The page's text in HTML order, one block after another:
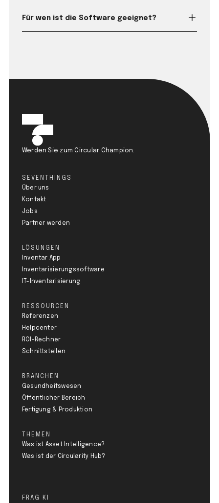
Für wen ist die Software geeignet?
Werden Sie zum Circular Champion.
SEVENTHINGS
Über uns
Kontakt
Jobs
Partner werden
LÖSUNGEN
Inventar App
Inventarisierungssoftware
IT-Inventarisierung
RESSOURCEN
Referenzen
Helpcenter
ROI-Rechner
Schnittstellen
BRANCHEN
Gesundheitswesen
Öffentlicher Bereich
Fertigung & Produktion
THEMEN
Was ist Asset Intelligence?
Was ist der Circularity Hub?
FRAG KI